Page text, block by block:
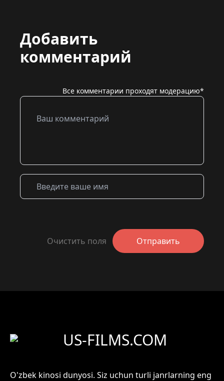
Добавить
комментарий
Все комментарии проходят модерацию*
Очистить поля Отправить
US-FILMS.COM
O'zbek kinosi dunyosi. Siz uchun turli janrlarning eng